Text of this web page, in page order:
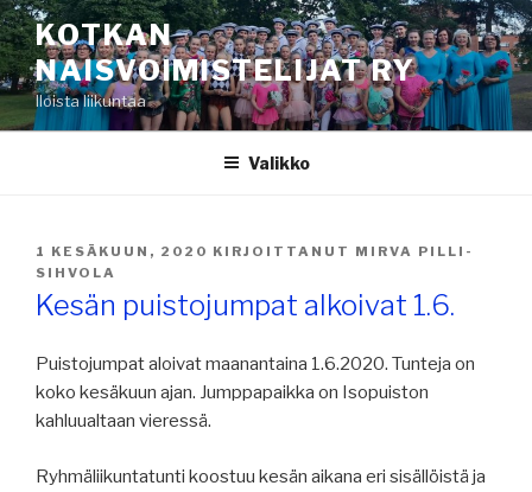
Siirry
sisältöönKOTKAN
NAISVOIMISTELIJAT RY
Iloista liikuntaa
Valikko
JULKAISTU
1 KESÄKUUN, 2020 KIRJOITTANUT MIRVA PILLI-
SIHVOLA
Kesän puistojumpat alkoivat 1.6.
Puistojumpat aloivat maanantaina 1.6.2020. Tunteja on
koko kesäkuun ajan. Jumppapaikka on Isopuiston
kahluualtaan vieressä.
Ryhmäliikuntatunti koostuu kesän aikana eri sisällöistä ja